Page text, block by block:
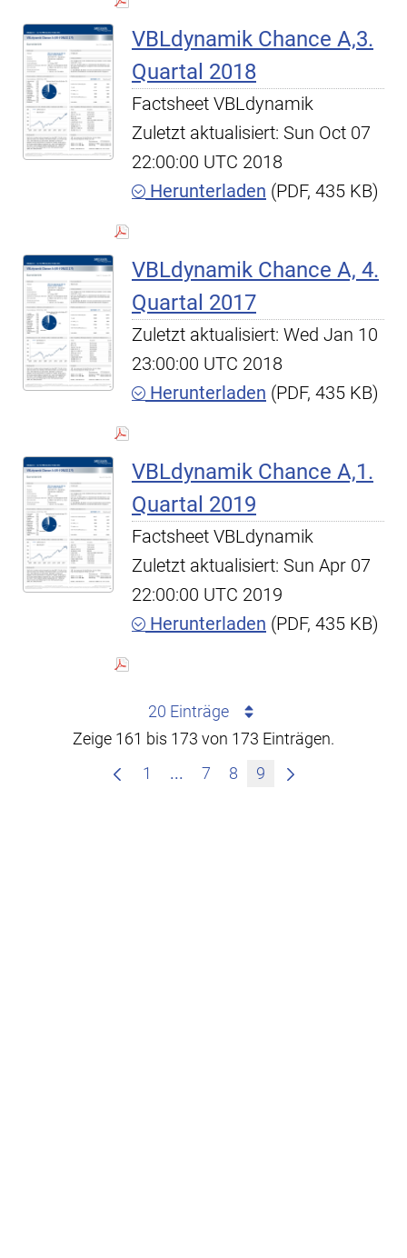
VBLdynamik Chance A,3.
Quartal 2018
Factsheet VBLdynamik
Zuletzt aktualisiert: Sun Oct 07
22:00:00 UTC 2018
Herunterladen (PDF, 435 KB)
VBLdynamik Chance A, 4.
Quartal 2017
Zuletzt aktualisiert: Wed Jan 10
23:00:00 UTC 2018
Herunterladen (PDF, 435 KB)
VBLdynamik Chance A,1.
Quartal 2019
Factsheet VBLdynamik
Zuletzt aktualisiert: Sun Apr 07
22:00:00 UTC 2019
Herunterladen (PDF, 435 KB)
20 Einträge
Zeige 161 bis 173 von 173 Einträgen.
1
... Zwischenseiten Navigieren
7 8 9